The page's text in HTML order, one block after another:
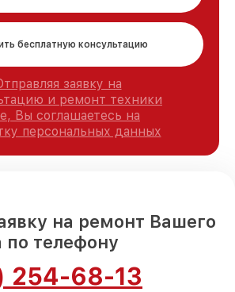
бесплатную консультацию
заявку на
и ремонт техники
Вы соглашаетесь на
персональных данных
на ремонт Вашего
по телефону
254-68-13